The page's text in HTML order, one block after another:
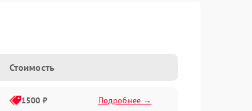
Стоимость
1500 ₽ Подробнее →